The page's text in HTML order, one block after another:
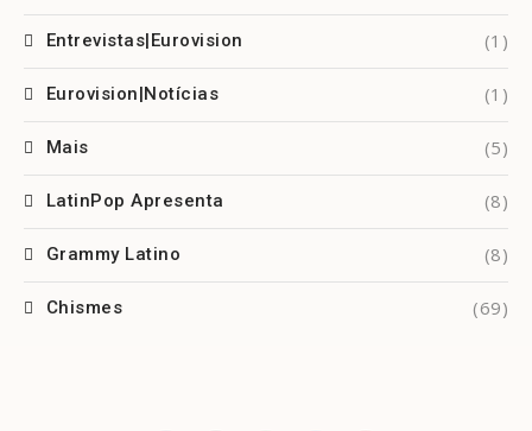
Entrevistas|Eurovision (1)
Eurovision|Notícias (1)
Mais (5)
LatinPop Apresenta (8)
Grammy Latino (8)
Chismes (69)